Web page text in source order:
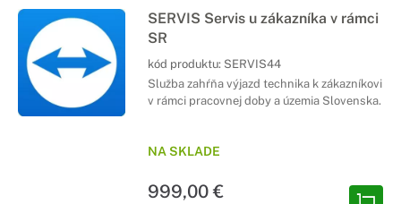
SERVIS Servis u zákazníka v rámci
SR
kód produktu: SERVIS44
Služba zahŕňa výjazd technika k zákazníkovi
v rámci pracovnej doby a územia Slovenska.
NA SKLADE
999,00 €